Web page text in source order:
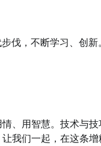
伐，不断学习、创
、用智慧。技术与
我们一起，在这条